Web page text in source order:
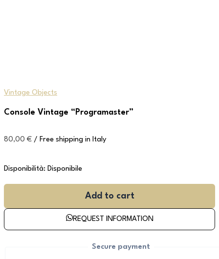
Vintage Objects
Console Vintage “Programaster”
80,00 € / Free shipping in Italy
Disponibilità: Disponibile
Add to cart
REQUEST INFORMATION
Secure payment